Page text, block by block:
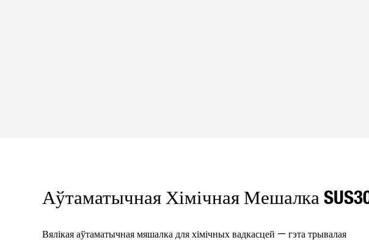
Аўтаматычная Хімічная Мешалка
Вялікая аўтаматычная мяшалка для хімічных вадкасцей — гэта трывалая